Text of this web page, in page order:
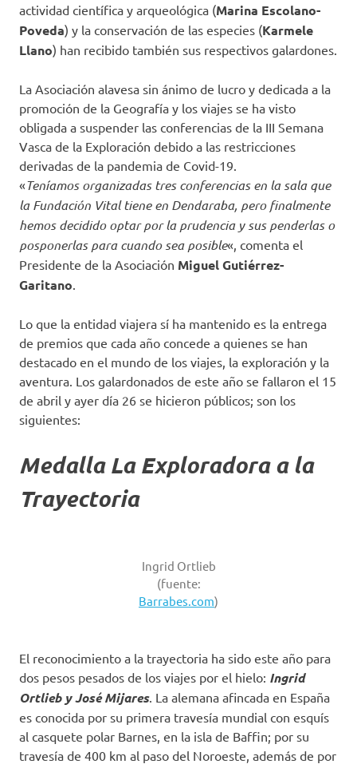
actividad científica y arqueológica (Marina Escolano-
Poveda) y la conservación de las especies (Karmele
Llano) han recibido también sus respectivos galardones.
La Asociación alavesa sin ánimo de lucro y dedicada a la
promoción de la Geografía y los viajes se ha visto
obligada a suspender las conferencias de la III Semana
Vasca de la Exploración debido a las restricciones
derivadas de la pandemia de Covid-19.
«Teníamos organizadas tres conferencias en la sala que
la Fundación Vital tiene en Dendaraba, pero finalmente
hemos decidido optar por la prudencia y sus penderlas o
posponerlas para cuando sea posible«, comenta el
Presidente de la Asociación Miguel Gutiérrez-
Garitano
Lo que la entidad viajera sí ha mantenido es la entrega
de premios que cada año concede a quienes se han
destacado en el mundo de los viajes, la exploración y la
aventura. Los galardonados de este año se fallaron el 15
de abril y ayer día 26 se hicieron públicos; son los
siguientes:
Medalla La Exploradora a la
Trayectoria
Ingrid Ortlieb
(fuente:
Barrabes.com)
El reconocimiento a la trayectoria ha sido este año para
dos pesos pesados de los viajes por el hielo: Ingrid
Ortlieb y José Mijares. La alemana afincada en España
es conocida por su primera travesía mundial con esquís
al casquete polar Barnes, en la isla de Baffin; por su
travesía de 400 km al paso del Noroeste, además de por